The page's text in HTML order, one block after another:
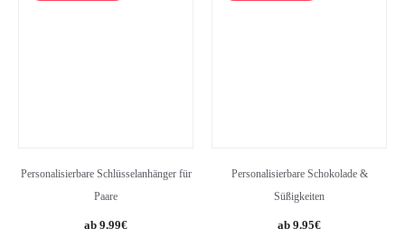
Personalisierbare Schlüsselanhänger für
Paare
9.99€
Personalisierbare Schokolade &
Süßigkeiten
9.95€